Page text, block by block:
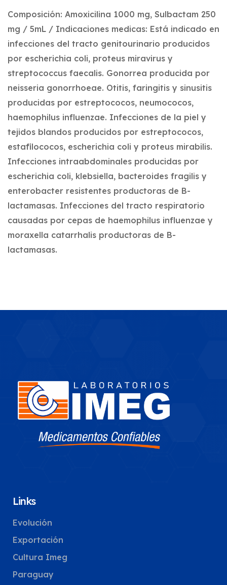
Composición: Amoxicilina 1000 mg, Sulbactam 250
mg / 5mL / Indicaciones medicas: Está indicado en
infecciones del tracto genitourinario producidos
por escherichia coli, proteus miravirus y
streptococcus faecalis. Gonorrea producida por
neisseria gonorrhoeae. Otitis, faringitis y sinusitis
producidas por estreptococos, neumococos,
haemophilus influenzae. Infecciones de la piel y
tejidos blandos producidos por estreptococos,
estafilococos, escherichia coli y proteus mirabilis.
Infecciones intraabdominales producidas por
escherichia coli, klebsiella, bacteroides fragilis y
enterobacter resistentes productoras de B-
lactamasas. Infecciones del tracto respiratorio
causadas por cepas de haemophilus influenzae y
moraxella catarrhalis productoras de B-
lactamasas.
Links
Evolución
Exportación
Cultura Imeg
Paraguay